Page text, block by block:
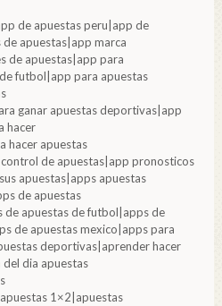
de apuestas peru|app de
de apuestas|app marca
de apuestas|app para
futbol|app para apuestas
ganar apuestas deportivas|app
hacer
hacer apuestas
de apuestas|app pronosticos
apuestas|apps apuestas
de apuestas
de apuestas de futbol|apps de
de apuestas mexico|apps para
deportivas|aprender hacer
dia apuestas
1×2|apuestas